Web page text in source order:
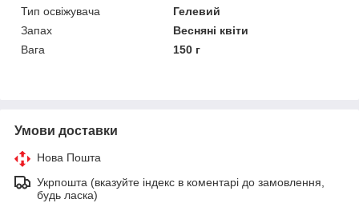
Тип освіжувача
Гелевий
Запах
Весняні квіти
Вага
150 г
Умови доставки
Нова Пошта
Укрпошта (вказуйте індекс в коментарі до замовлення,
будь ласка)